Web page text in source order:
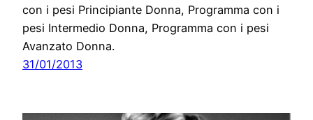
con i pesi Principiante Donna, Programma con i
pesi Intermedio Donna, Programma con i pesi
Avanzato Donna.
31/01/2013